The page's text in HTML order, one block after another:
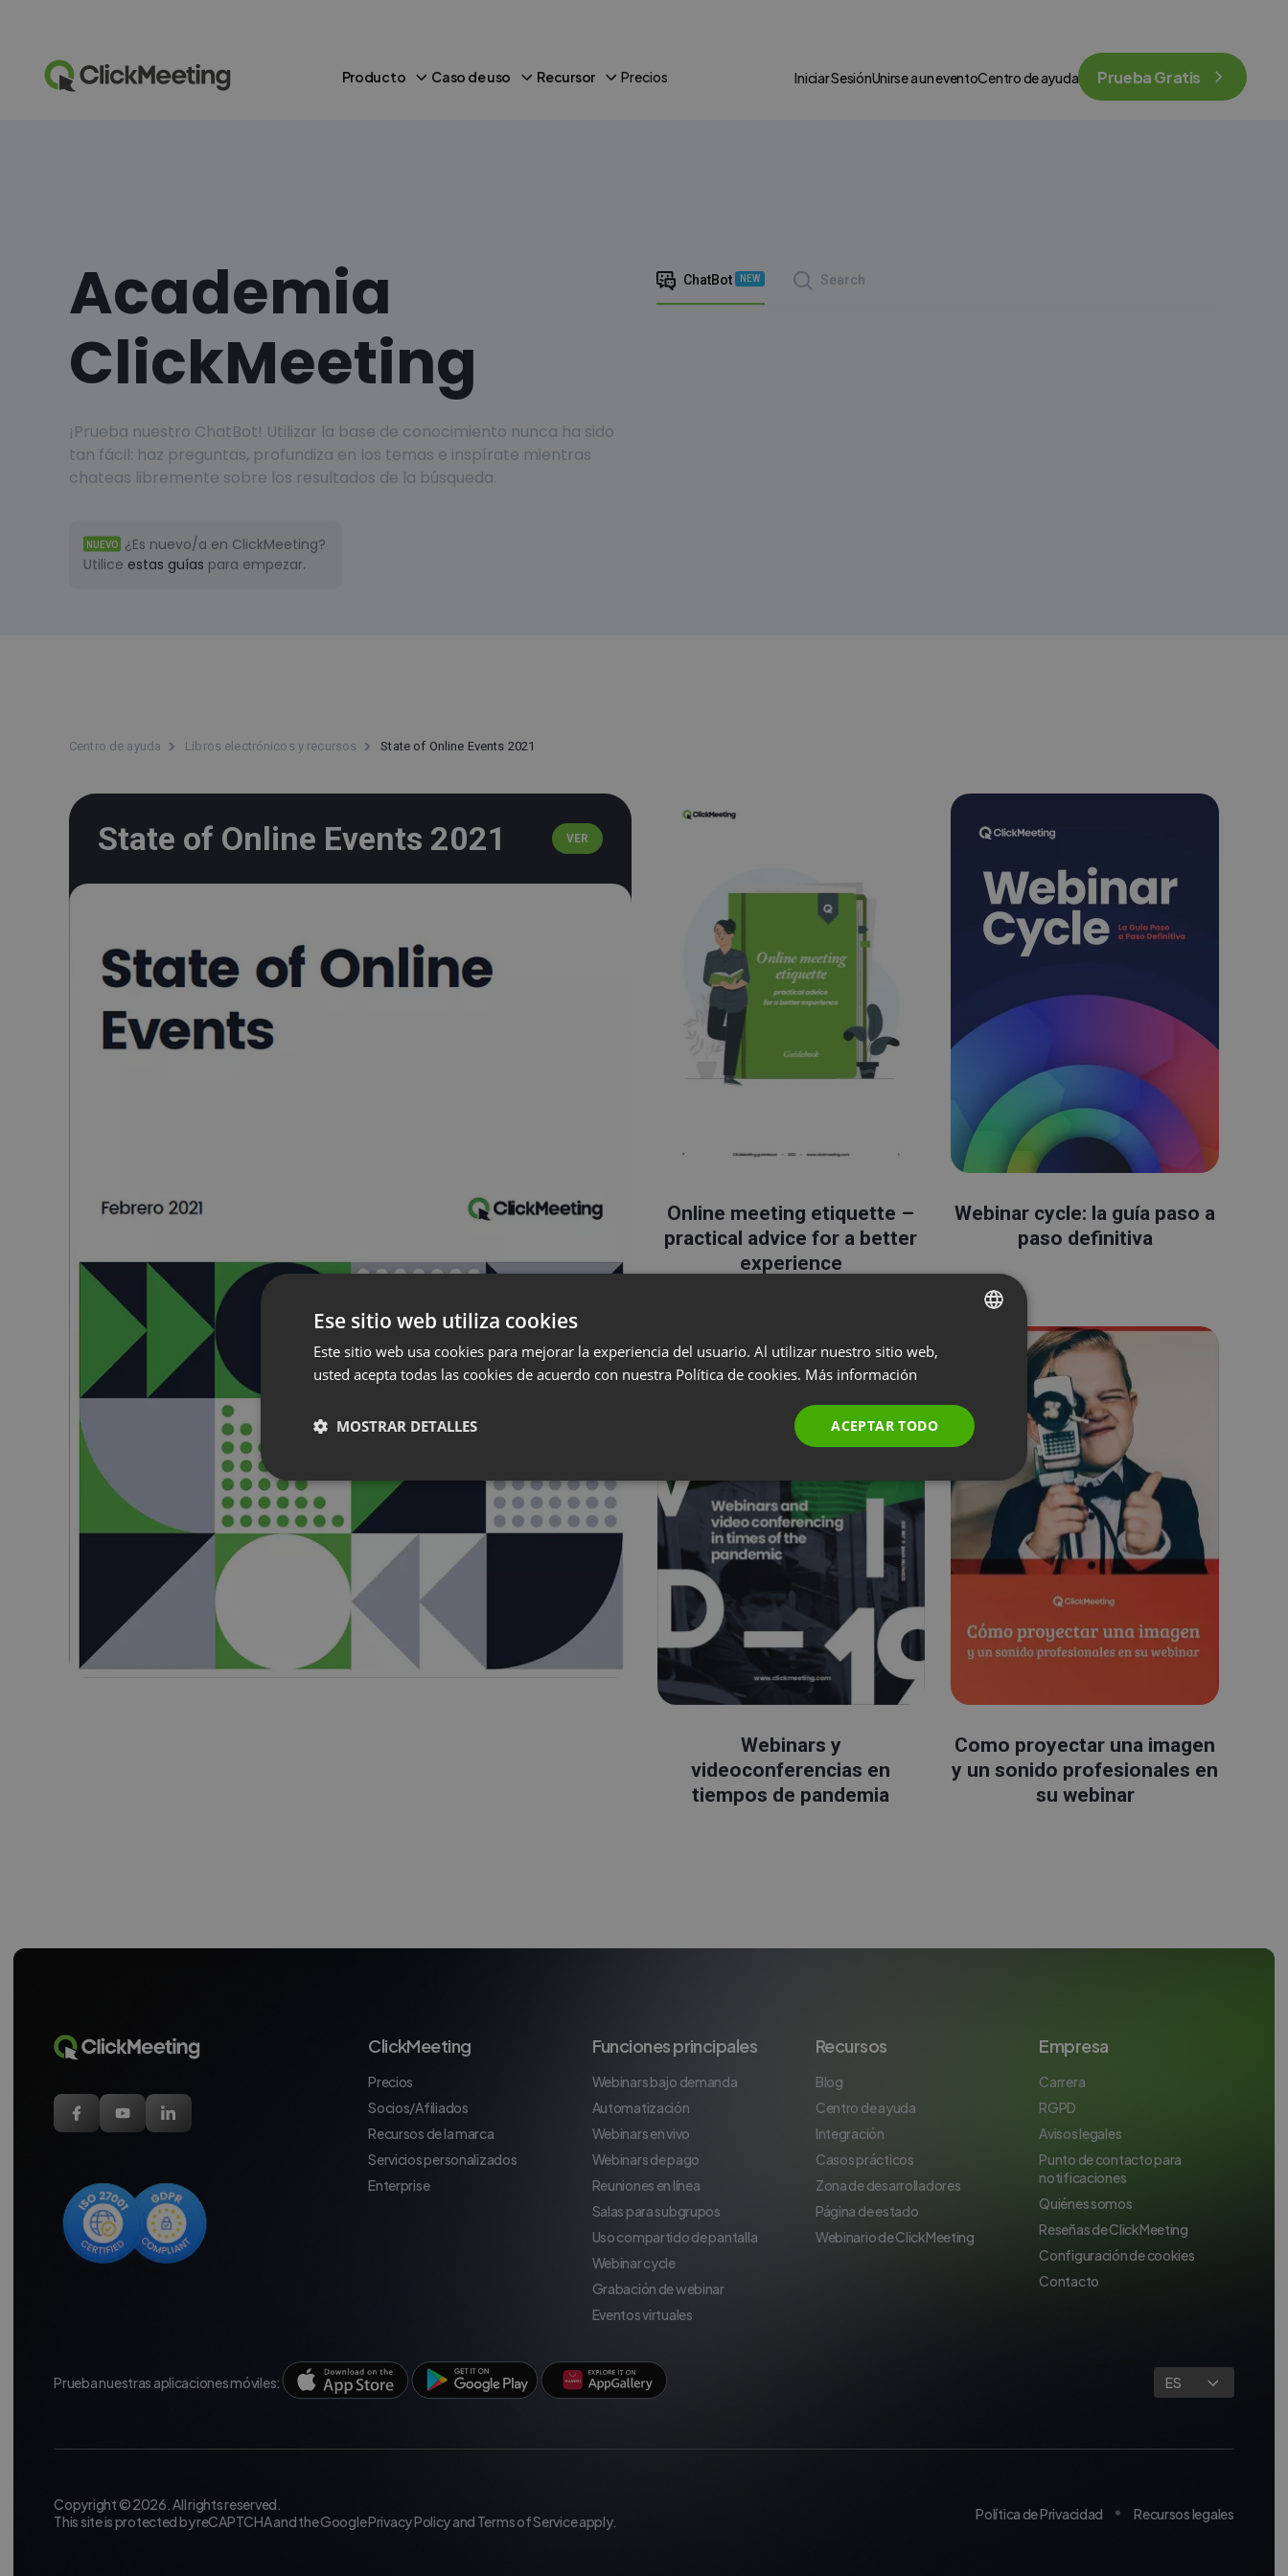
Producto Caso de uso Recursor Precios Iniciar SesiónUnirse a un eventoCentro de ayuda Prueba Gratis
Academia
ClickMeeting
¡Prueba nuestro ChatBot! Utilizar la base de conocimiento nunca ha sido
tan fácil: haz preguntas, profundiza en los temas e inspírate mientras
chateas libremente sobre los resultados de la búsqueda.
NUEVO
¿Es nuevo/a en ClickMeeting?
Utilice estas guías para empezar.
ChatBot NEW Search
Centro de ayuda Libros electrónicos y recursos State of Online Events 2021
State of Online Events 2021 VER
Online meeting etiquette –
practical advice for a better
experience
Webinar cycle: la guía paso a
paso definitiva
Webinars y
videoconferencias en
tiempos de pandemia
Como proyectar una imagen
y un sonido profesionales en
su webinar
ClickMeeting
Precios
Socios/Afiliados
Recursos de la marca
Servicios personalizados
Enterprise
Funciones principales
Webinars bajo demanda
Automatización
Webinars en vivo
Webinars de pago
Reuniones en línea
Salas para subgrupos
Uso compartido de pantalla
Webinar cycle
Grabación de webinar
Eventos virtuales
Recursos
Blog
Centro de ayuda
Integración
Casos prácticos
Zona de desarrolladores
Página de estado
Webinario de ClickMeeting
Empresa
Carrera
RGPD
Avisos legales
Punto de contacto para
notificaciones
Quiénes somos
Reseñas de ClickMeeting
Configuración de cookies
Contacto
Prueba nuestras aplicaciones móviles: ES
Copyright © 2026. All rights reserved.
This site is protected by reCAPTCHA and the GooglePrivacy Policyand Terms of Serviceapply. Política de Privacidad Recursos legales
ENGLISH
GERMAN
POLISH
RUSSIAN
SPANISH
ITALIAN
Ese sitio web utiliza cookies
Este sitio web usa cookies para mejorar la experiencia del usuario. Al utilizar nuestro sitio web,
usted acepta todas las cookies de acuerdo con nuestra Política de cookies. Más información
ACEPTAR TODO
MOSTRAR DETALLES